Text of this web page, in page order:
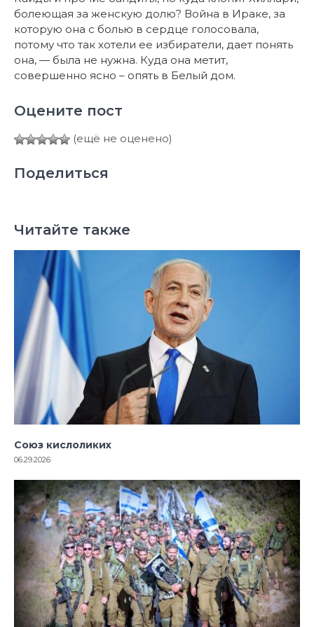
болеющая за женскую долю? Война в Ираке, за
которую она с болью в сердце голосовала,
потому что так хотели ее избиратели, дает понять
она, — была не нужна. Куда она метит,
совершенно ясно – опять в Белый дом.
Оцените пост
(ещё не оценено)
Поделиться
Читайте также
Союз кислоликих
06.29.2026